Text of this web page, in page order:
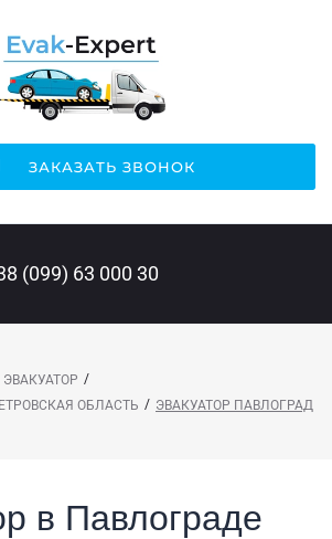
ЗАКАЗАТЬ ЗВОНОК
(099) 63 000 30
ЭВАКУАТОР /
ОБЛАСТЬ / ЭВАКУАТОР ПАВЛОГРАД
в Павлограде